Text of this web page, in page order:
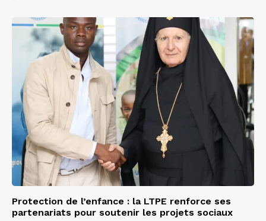
Protection de l’enfance : la LTPE renforce ses
partenariats pour soutenir les projets sociaux